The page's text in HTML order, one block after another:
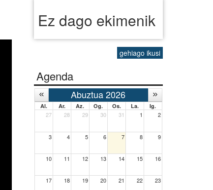
Ez dago ekimenik
gehiago ikusi
Agenda
Abuztua 2026
Al. Ar. Az. Og. Os. La. Ig.
27 28 29 30 31 1 2
3 4 5 6 7 8 9
10 11 12 13 14 15 16
17 18 19 20 21 22 23